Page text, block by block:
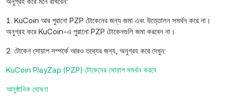
1. KuCoin আর পুরানো PZP টোকেনের জন্য জমা এবং উত্তোলন সমর্থন করে না।
অনুগ্রহ করে KuCoin-এ পুরানো PZP টোকেনগুলি জমা করবেন না।
2. টোকেন সোয়াপ সম্পর্কে আরও তথ্যের জন্য, অনুগ্রহ করে দেখুন:
KuCoin PlayZap (PZP) টোকেনের সোয়াপ সমর্থন করবে
আনুষ্ঠানিক ঘোষণা